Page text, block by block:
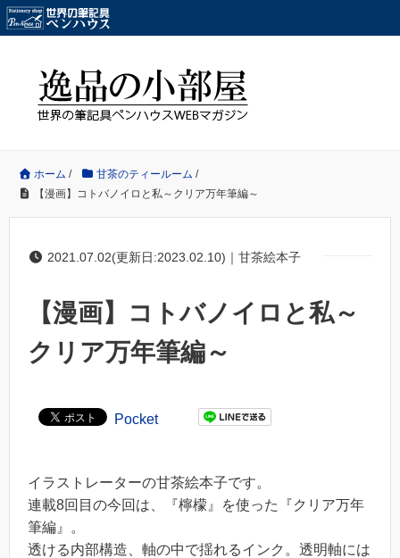
ホーム / 甘茶のティールーム /
【漫画】コトバノイロと私～クリア万年筆編～
2021.07.02(更新日:2023.02.10)｜甘茶絵本子
【漫画】コトバノイロと私～
クリア万年筆編～
Pocket
イラストレーターの甘茶絵本子です。
連載8回目の今回は、『檸檬』を使った『クリア万年
筆編』。
透ける内部構造、軸の中で揺れるインク。透明軸には